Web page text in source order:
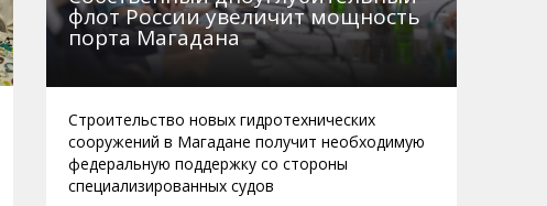
флот России увеличит мощность
порта Магадана
Строительство новых гидротехнических
сооружений в Магадане получит необходимую
федеральную поддержку со стороны
специализированных судов